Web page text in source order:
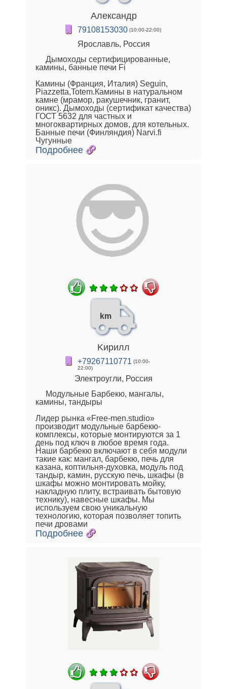
Александр
79108153030 (10:00-22:00)
Ярославль, Россия
Дымоходы сертифицированные,
камины, банные печи Fi
Камины (Франция, Италия) Seguin,
Piazzetta,Totem.Камины в натуральном
камне (мрамор, ракушечник, гранит,
оникс). Дымоходы (сертификат качества)
ГОСТ 5632 для частных и
многоквартирных домов, для котельных.
Банные печи (Финляндия) Narvi.fi
Чугунные
Подробнее
km
Kирилл
+79267110771 (10:00-
22:00)
Электроугли, Россия
Модульные Барбекю, мангалы,
камины, тандыры
Лидер рынка «Free-men.studio»
производит модульные барбекю-
комплексы, которые монтируются за 1
день под ключ в любое время года.
Наши барбекю включают в себя модули
такие как: мангал, барбекю, печь для
казана, коптильня-духовка, модуль под
тандыр, камин, русскую печь, шкафы (в
шкафы можно монтировать мойку,
накладную плиту, встраивать бытовую
технику), навесные шкафы. Мы
используем свою уникальную
технологию, которая позволяет топить
печи дровами
Подробнее